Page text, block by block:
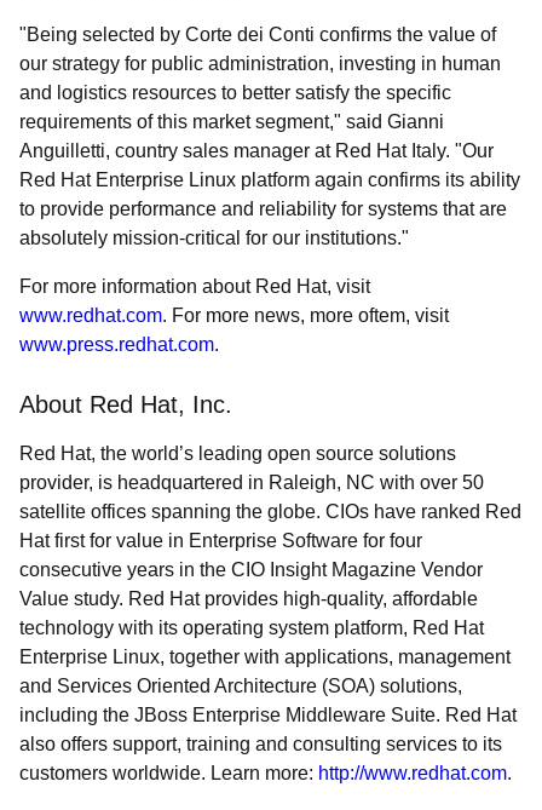
"Being selected by Corte dei Conti confirms the value of
our strategy for public administration, investing in human
and logistics resources to better satisfy the specific
requirements of this market segment," said Gianni
Anguilletti, country sales manager at Red Hat Italy. "Our
Red Hat Enterprise Linux platform again confirms its ability
to provide performance and reliability for systems that are
absolutely mission-critical for our institutions."
For more information about Red Hat, visit
www.redhat.com. For more news, more oftem, visit
www.press.redhat.com.
About Red Hat, Inc.
Red Hat, the world’s leading open source solutions
provider, is headquartered in Raleigh, NC with over 50
satellite offices spanning the globe. CIOs have ranked Red
Hat first for value in Enterprise Software for four
consecutive years in the CIO Insight Magazine Vendor
Value study. Red Hat provides high-quality, affordable
technology with its operating system platform, Red Hat
Enterprise Linux, together with applications, management
and Services Oriented Architecture (SOA) solutions,
including the JBoss Enterprise Middleware Suite. Red Hat
also offers support, training and consulting services to its
customers worldwide. Learn more: http://www.redhat.com.